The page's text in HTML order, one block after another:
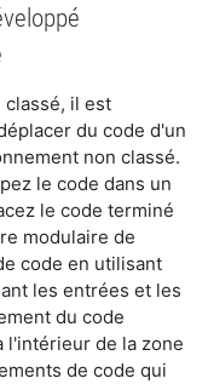
classé, il est
du code d'un
non classé.
le code dans un
le code terminé
modulaire de
code en utilisant
les entrées et les
du code
l'intérieur de la zone
de code qui